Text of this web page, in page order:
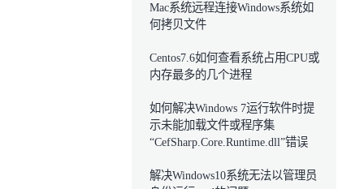
Mac系统远程连接Windows系统如
何拷贝文件
Centos7.6如何查看系统占用CPU或
内存最多的几个进程
如何解决Windows 7运行软件时提
示未能加载文件或程序集
“CefSharp.Core.Runtime.dll”错误
解决Windows10系统无法以管理员